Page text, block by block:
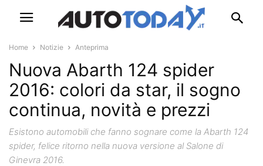
Home Notizie Anteprima
Nuova Abarth 124 spider
2016: colori da star, il sogno
continua, novità e prezzi
Esistono automobili che fanno sognare come la Abarth 124
spider, felice ritorno nella nuova versione al Salone di
Ginevra 2016.